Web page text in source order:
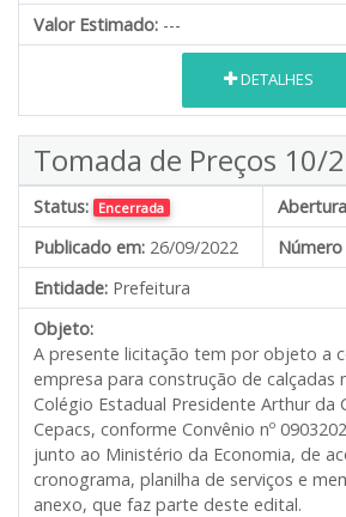
Valor Estimado: ---
DETALHES
Tomada de Preços 10/
Status: Encerrada
Publicado em: 26/09/2022
Entidade: Prefeitura
Objeto:
A presente licitação tem por objeto a
empresa para construção de calçadas
Colégio Estadual Presidente Arthur da
Cepacs, conforme Convênio nº
junto ao Ministério da Economia, de
cronograma, planilha de serviços e
anexo, que faz parte deste edital.